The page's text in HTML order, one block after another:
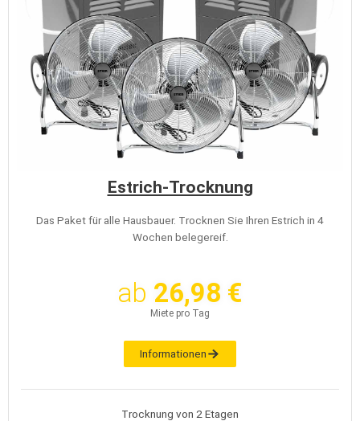
Estrich-Trocknung
Das Paket für alle Hausbauer. Trocknen Sie Ihren Estrich in 4
Wochen belegereif.
ab 26,98 €
Miete pro Tag
Informationen
Trocknung von 2 Etagen